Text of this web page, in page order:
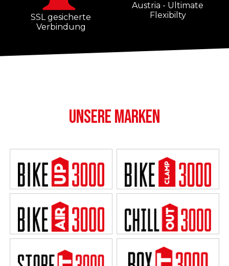
SSL gesicherte
Verbindung
Austria - Ultimate
Flexibilty
UNSERE MARKEN